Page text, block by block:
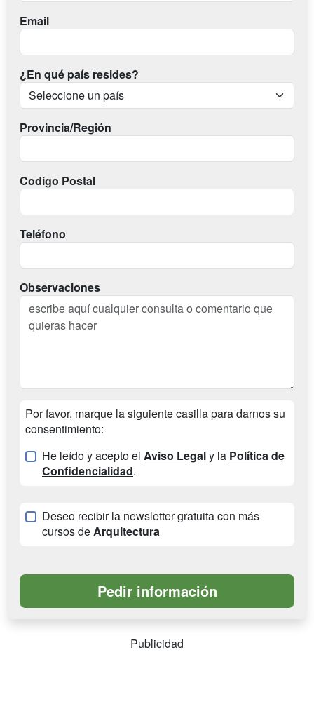
Email
¿En qué país resides?
Provincia/Región
Codigo Postal
Teléfono
Observaciones
Por favor, marque la siguiente casilla para darnos su
consentimiento:
He leído y acepto el Aviso Legaly la Política de
Confidencialidad.
Deseo recibir la newsletter gratuita con más
cursos deArquitectura
Publicidad